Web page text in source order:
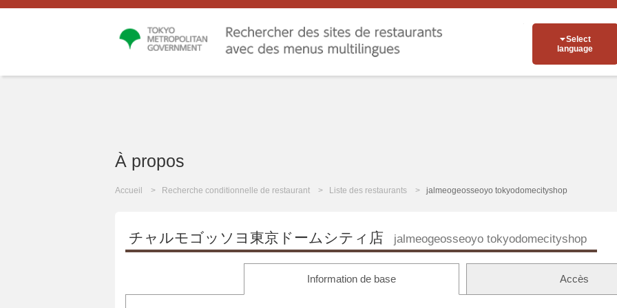
Select
language
À propos
Accueil Recherche conditionnelle de restaurant Liste des restaurants jalmeogeosseoyo tokyodomecityshop
チャルモゴッソヨ東京ドームシティ店 jalmeogeosseoyo tokyodomecityshop
Information de base Accès